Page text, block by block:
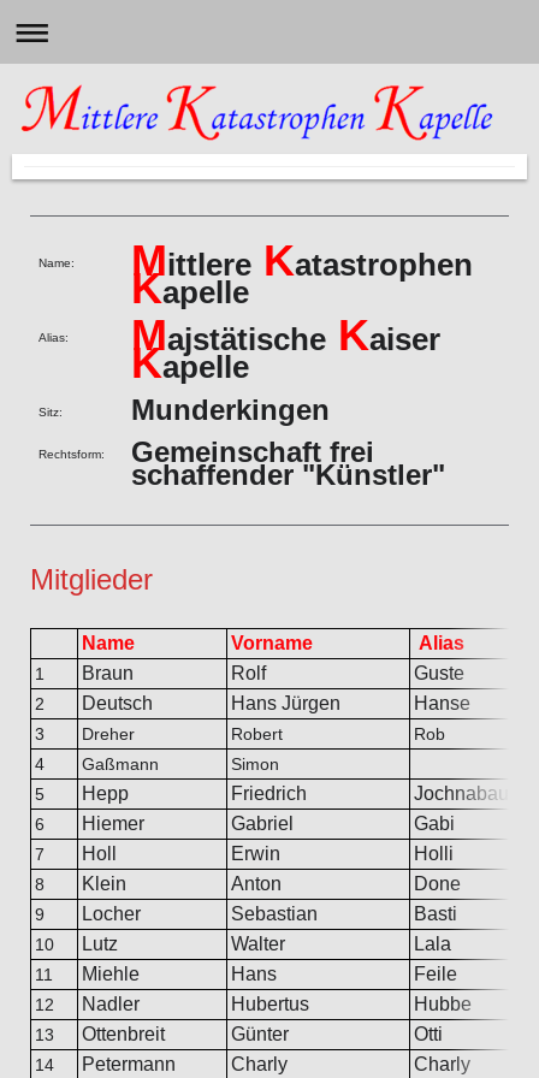
Name: Mittlere Katastrophen
Kapelle
Alias: Majstätische Kaiser
Kapelle
Sitz: Munderkingen
Rechtsform: Gemeinschaft frei
schaffender "Künstler"
Mitglieder
Name Vorname Alias
1 Braun Rolf Guste
2 Deutsch Hans Jürgen Hanse
3 Dreher Robert
Rob
4
Gaßmann
Simon
5
Hepp Friedrich Jochnabauer
6 Hiemer Gabriel Gabi
7 Holl Erwin Holli
8 Klein Anton Done
9 Locher Sebastian Basti
10 Lutz Walter Lala
11 Miehle Hans Feile
12 Nadler Hubertus Hubbe
13 Ottenbreit Günter Otti
14 Petermann Charly Charly